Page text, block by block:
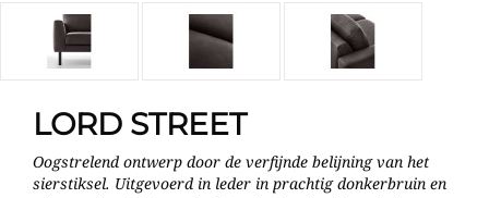
LORD STREET
Oogstrelend ontwerp door de verfijnde belijning van het
sierstiksel. Uitgevoerd in leder in prachtig donkerbruin en